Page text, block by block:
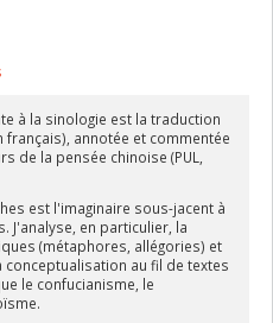
à la sinologie est la traduction
annotée et commentée
de la pensée chinoise (PUL,
est l'imaginaire sous-jacent à
J'analyse, en particulier, la
(métaphores, allégories) et
au fil de textes
le confucianisme, le